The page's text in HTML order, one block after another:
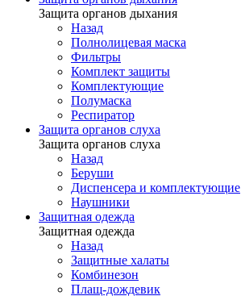
Защита органов дыхания
Назад
Полнолицевая маска
Фильтры
Комплект защиты
Комплектующие
Полумаска
Респиратор
Защита органов слуха
Защита органов слуха
Назад
Беруши
Диспенсера и комплектующие
Наушники
Защитная одежда
Защитная одежда
Назад
Защитные халаты
Комбинезон
Плащ-дождевик